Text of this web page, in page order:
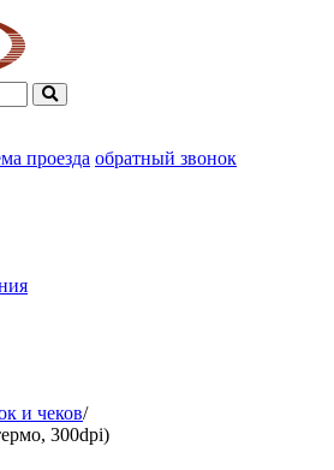
проезда обратный звонок
и чеков/
300dpi)